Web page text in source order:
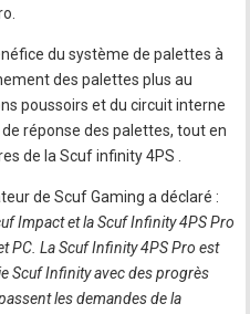
du système de palettes à
des palettes plus au
poussoirs et du circuit interne
réponse des palettes, tout en
de la Scuf infinity 4PS .
de Scuf Gaming a déclaré :
Impact et la Scuf Infinity 4PS Pro
PC. La Scuf Infinity 4PS Pro est
Scuf Infinity avec des progrès
les demandes de la